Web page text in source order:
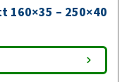
160×35 – 250×40